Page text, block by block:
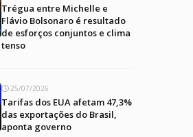
Trégua entre Michelle e
Flávio Bolsonaro é resultado
de esforços conjuntos e clima
tenso
25/07/2026
Tarifas dos EUA afetam 47,3%
das exportações do Brasil,
aponta governo